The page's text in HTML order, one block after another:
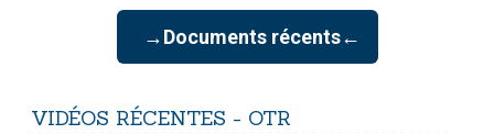
→Documents récents←
VIDÉOS RÉCENTES - OTR